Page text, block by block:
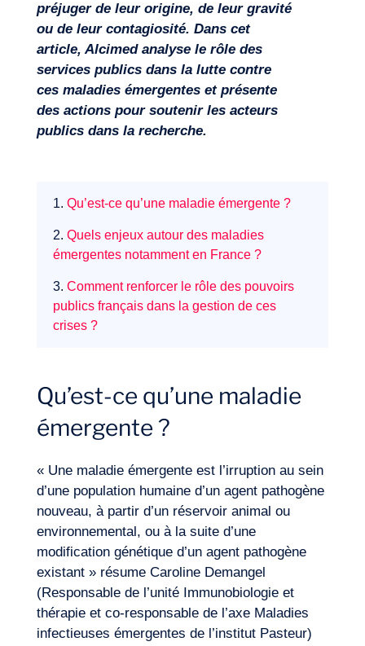
préjuger de leur origine, de leur gravité
ou de leur contagiosité. Dans cet
article, Alcimed analyse le rôle des
services publics dans la lutte contre
ces maladies émergentes et présente
des actions pour soutenir les acteurs
publics dans la recherche.
1. Qu’est-ce qu’une maladie émergente ?
2. Quels enjeux autour des maladies
émergentes notamment en France ?
3. Comment renforcer le rôle des pouvoirs
publics français dans la gestion de ces
crises ?
Qu’est-ce qu’une maladie
émergente ?
« Une maladie émergente est l’irruption au sein
d’une population humaine d’un agent pathogène
nouveau, à partir d’un réservoir animal ou
environnemental, ou à la suite d’une
modification génétique d’un agent pathogène
existant » résume Caroline Demangel
(Responsable de l’unité Immunobiologie et
thérapie et co-responsable de l’axe Maladies
infectieuses émergentes de l’institut Pasteur)